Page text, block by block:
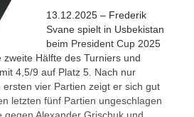
13.12.2025 – Frederik
Svane spielt in Usbekistan
beim President Cup 2025
Hälfte des Turniers und
4,5/9 auf Platz 5. Nach nur
vier Partien zeigt er sich gut
letzten fünf Partien ungeschlagen